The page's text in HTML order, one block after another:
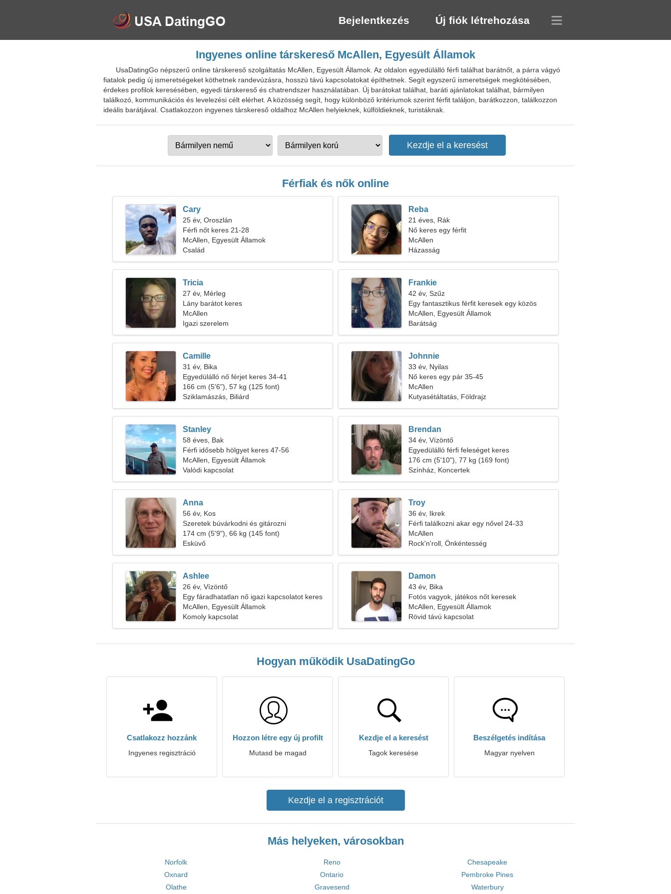
Bejelentkezés Új fiók létrehozása
Ingyenes online társkereső McAllen, Egyesült Államok
UsaDatingGo népszerű online társkereső szolgáltatás McAllen, Egyesült Államok. Az oldalon egyedülálló férfi találhat barátnőt, a párra vágyó
fiatalok pedig új ismeretségeket köthetnek randevúzásra, hosszú távú kapcsolatokat építhetnek. Segít egyszerű ismeretségek megkötésében,
érdekes profilok keresésében, egyedi társkereső és chatrendszer használatában. Új barátokat találhat, baráti ajánlatokat találhat, bármilyen
találkozó, kommunikációs és levelezési célt elérhet. A közösség segít, hogy különböző kritériumok szerint férfit találjon, barátkozzon, találkozzon
ideális barátjával. Csatlakozzon ingyenes társkereső oldalhoz McAllen helyieknek, külföldieknek, turistáknak.
Férfiak és nők online
Cary
25 év, Oroszlán
Férfi nőt keres 21-28
McAllen, Egyesült Államok
Család
Reba
21 éves, Rák
Nő keres egy férfit
McAllen
Házasság
Tricia
27 év, Mérleg
Lány barátot keres
McAllen
Igazi szerelem
Frankie
42 év, Szűz
Egy fantasztikus férfit keresek egy közös
kirándulásra
McAllen, Egyesült Államok
Barátság
Camille
31 év, Bika
Egyedülálló nő férjet keres 34-41
166 cm (5'6"), 57 kg (125 font)
Sziklamászás, Biliárd
Johnnie
33 év, Nyilas
Nő keres egy pár 35-45
McAllen
Kutyasétáltatás, Földrajz
Stanley
58 éves, Bak
Férfi idősebb hölgyet keres 47-56
McAllen, Egyesült Államok
Valódi kapcsolat
Brendan
34 év, Vízöntő
Egyedülálló férfi feleséget keres
176 cm (5'10"), 77 kg (169 font)
Színház, Koncertek
Anna
56 év, Kos
Szeretek búvárkodni és gitározni
174 cm (5'9"), 66 kg (145 font)
Esküvő
Troy
36 év, Ikrek
Férfi találkozni akar egy nővel 24-33
McAllen
Rock'n'roll, Önkéntesség
Ashlee
26 év, Vízöntő
Egy fáradhatatlan nő igazi kapcsolatot keres
McAllen, Egyesült Államok
Komoly kapcsolat
Damon
43 év, Bika
Fotós vagyok, játékos nőt keresek
McAllen, Egyesült Államok
Rövid távú kapcsolat
Hogyan működik UsaDatingGo
Csatlakozz hozzánk
Ingyenes regisztráció
Hozzon létre egy új profilt
Mutasd be magad
Kezdje el a keresést
Tagok keresése
Beszélgetés indítása
Magyar nyelven
Kezdje el a regisztrációt
Más helyeken, városokban
Norfolk Reno
Chesapeake
Oxnard
Ontario
Pembroke Pines
Olathe
Gravesend Waterbury